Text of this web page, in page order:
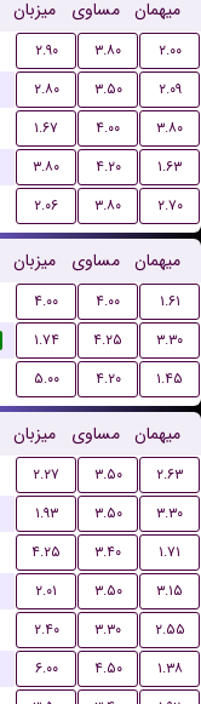
میزبان مساوی میهمان
۲.۹۰ ۳.۸۰
۲.۰۰
۲.۸۰ ۳.۵۰
۲.۰۹
۱.۶۷ ۴.۰۰
۳.۸۰
۳.۸۰ ۴.۲۰
۱.۶۳
۲.۰۶ ۳.۸۰ ۲.۷۰
میزبان مساوی میهمان
۴.۰۰ ۴.۰۰
۱.۶۱
۱.۷۴ ۴.۲۵
۳.۳۰
۵.۰۰ ۴.۲۰ ۱.۴۵
میزبان مساوی میهمان
۲.۲۷ ۳.۵۰
۲.۶۳
۱.۹۳ ۳.۵۰
۳.۳۰
۴.۲۵ ۳.۴۰
۱.۷۱
۲.۰۱ ۳.۵۰
۳.۱۵
۲.۴۰ ۳.۳۰
۲.۵۵
۶.۰۰ ۴.۵۰
۱.۳۸